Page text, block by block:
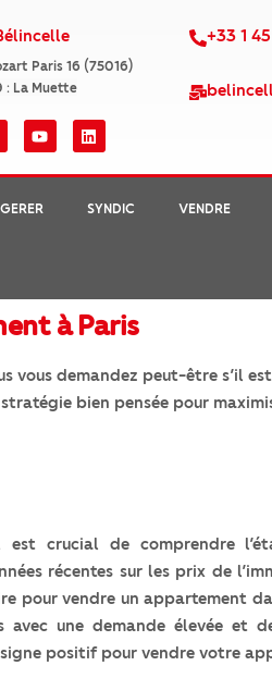
Paris 16 (75016)
: La Muette
+33 1
SYNDIC VENDRE
à Paris
vous demandez peut-être s’il
bien pensée pour
crucial de comprendre
récentes sur les prix de
pour vendre un appartement
avec une demande élevée et
positif pour vendre votre